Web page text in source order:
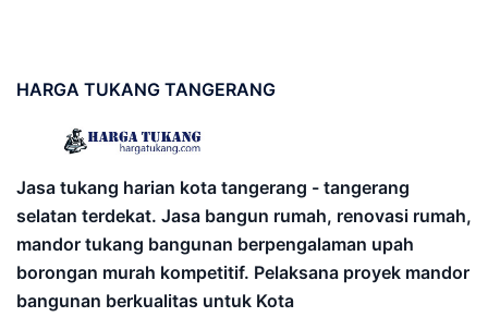
HARGA TUKANG TANGERANG
Jasa tukang harian kota tangerang - tangerang
selatan terdekat. Jasa bangun rumah, renovasi rumah,
mandor tukang bangunan berpengalaman upah
borongan murah kompetitif. Pelaksana proyek mandor
bangunan berkualitas untuk Kota